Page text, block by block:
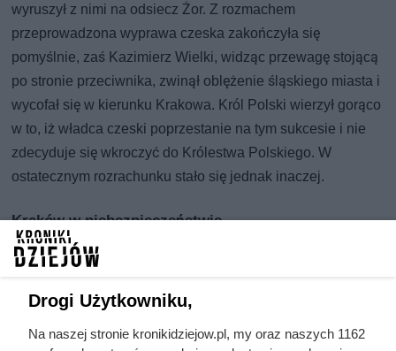
wyruszył z nimi na odsiecz Żor. Z rozmachem
przeprowadzona wyprawa czeska zakończyła się
pomyślnie, zaś Kazimierz Wielki, widząc przewagę stojącą
po stronie przeciwnika, zwinął oblężenie śląskiego miasta i
wycofał się w kierunku Krakowa. Król Polski wierzył gorąco
w to, iż władca czeski poprzestanie na tym sukcesie i nie
zdecyduje się wkroczyć do Królestwa Polskiego. W
ostatecznym rozrachunku stało się jednak inaczej.
Kraków w niebezpieczeństwie
12 lipca 1345 roku Jan Luksemburski podszedł pod
sumie tylko osiem dni. Wojskom czeskim nie udało się
ich odwrocie do ojczyzny.
Drogi Użytkowniku,
Na naszej stronie kronikidziejow.pl, my oraz naszych 1162